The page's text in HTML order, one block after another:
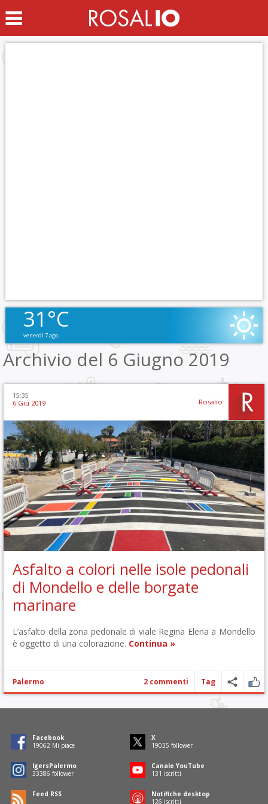
31°C
venerdì 7 ago
Archivio del 6 Giugno 2019
15:35
6 Giu 2019 Rosalio
Asfalto a colori nelle isole pedonali
di Mondello e delle borgate
marinare
L’asfalto della zona pedonale di viale Regina Elena a Mondello
è oggetto di una colorazione. Continua »
Palermo 2 commenti Tag
Facebook
19449 Mi piace
X
19422 follower
IgersPalermo
34066 follower
Canale YouTube
134 iscritti
Feed RSS
Notifiche desktop
128 iscritti